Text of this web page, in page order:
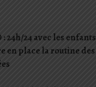
: 24h/24 avec les enfants
en place la routine des